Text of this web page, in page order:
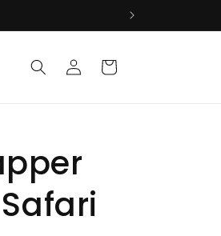
EinloggenWarenkorb